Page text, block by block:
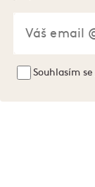
Souhlasím se